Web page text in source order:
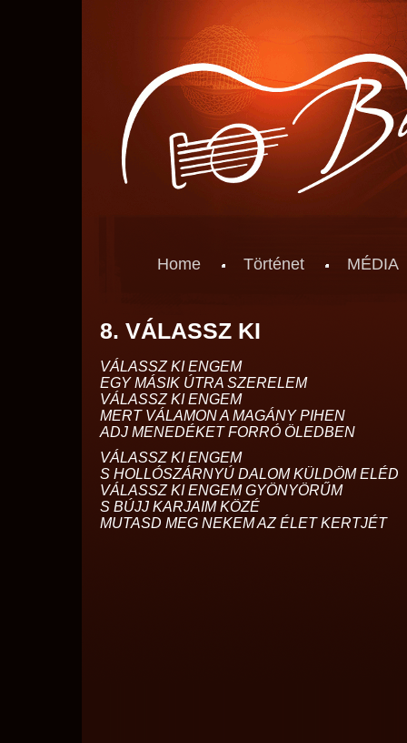
Home Történet MÉDIA
8. VÁLASSZ KI
VÁLASSZ KI ENGEM
EGY MÁSIK ÚTRA SZERELEM
VÁLASSZ KI ENGEM
MERT VÁLAMON A MAGÁNY PIHEN
ADJ MENEDÉKET FORRÓ ÖLEDBEN
VÁLASSZ KI ENGEM
S HOLLÓSZÁRNYÚ DALOM KÜLDÖM ELÉD
VÁLASSZ KI ENGEM GYÖNYÖRŰM
S BÚJJ KARJAIM KÖZÉ
MUTASD MEG NEKEM AZ ÉLET KERTJÉT